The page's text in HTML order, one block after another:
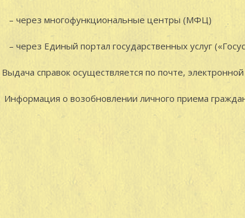
– через многофункциональные центры (МФЦ)
– через Единый портал государственных услуг
Выдача справок осуществляется по почте,
Информация о возобновлении личного приема